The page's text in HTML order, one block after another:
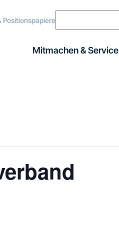
Positionspapiere
Mitmachen & Service